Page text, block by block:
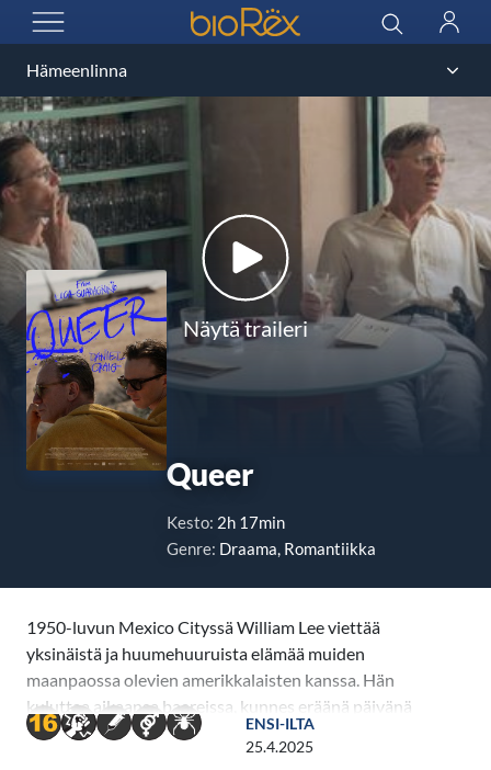
AVAA VALIKKO
BioRex Cinemas Haku
Näytä traileri
Queer
Kesto: 2h 17min
Genre: Draama, Romantiikka
1950-luvun Mexico Cityssä William Lee viettää
yksinäistä ja huumehuuruista elämää muiden
maanpaossa olevien amerikkalaisten kanssa. Hän
kuluttaa aikaansa baareissa, kunnes eräänä päivänä
kohtaa nuoren entisen sotilaan Eugene Allertonin.
Leestä tulee pakkomielteinen. Yhden yön juttujen
ENSI-ILTA
25.4.2025